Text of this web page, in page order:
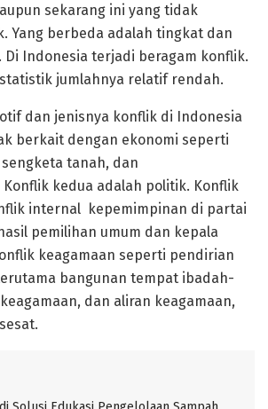
sekarang ini yang tidak
Yang berbeda adalah tingkat dan
Di Indonesia terjadi beragam konflik.
jumlahnya relatif rendah.
dan jenisnya konflik di Indonesia
berkait dengan ekonomi seperti
tanah, dan
kedua adalah politik. Konflik
internal kepemimpinan di partai
pemilihan umum dan kepala
keagamaan seperti pendirian
bangunan tempat ibadah-
dan aliran keagamaan,